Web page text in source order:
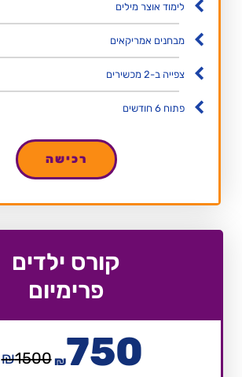
לימוד אוצר מילים
מבחנים אמריקאים
צפייה ב-2 מכשירים
פתוח 6 חודשים
רכישה
קורס ילדים
פרימיום
₪1500₪750